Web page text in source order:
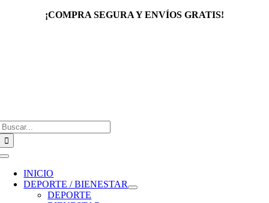
¡COMPRA SEGURA Y ENVÍOS GRATIS!
Toggle
Navigation
INICIO
DEPORTE / BIENESTAR
DEPORTE